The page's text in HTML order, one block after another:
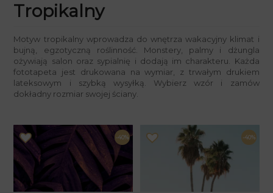
Tropikalny
Motyw tropikalny wprowadza do wnętrza wakacyjny klimat i
bujną, egzotyczną roślinność. Monstery, palmy i dżungla
ożywiają salon oraz sypialnię i dodają im charakteru. Każda
fototapeta jest drukowana na wymiar, z trwałym drukiem
lateksowym i szybką wysyłką. Wybierz wzór i zamów
dokładny rozmiar swojej ściany.
-40% -40%